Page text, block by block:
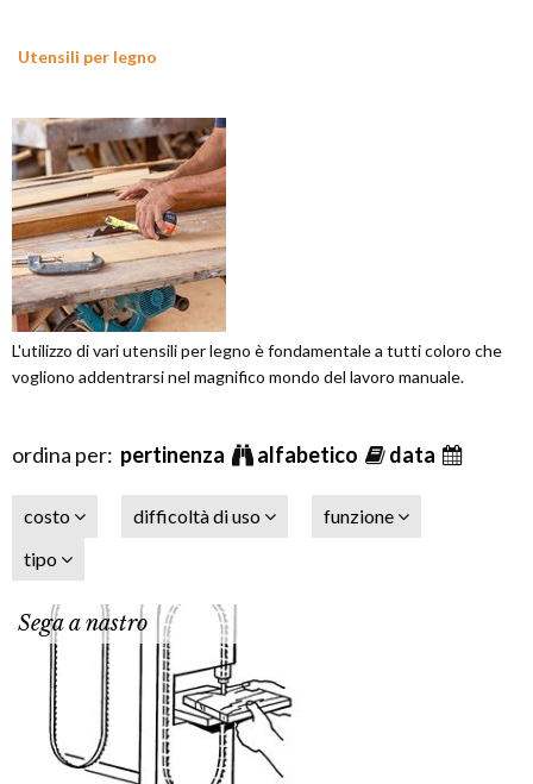
Utensili per legno
L'utilizzo di vari utensili per legno è fondamentale a tutti coloro che
vogliono addentrarsi nel magnifico mondo del lavoro manuale.
ordina per: pertinenza alfabetico data
costo difficoltà di uso
funzione
tipo
Sega a nastro